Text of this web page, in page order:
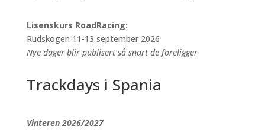
Lisenskurs RoadRacing:
Rudskogen 11-13 september 2026
Nye dager blir publisert så snart de foreligger
Trackdays i Spania
Vinteren 2026/2027